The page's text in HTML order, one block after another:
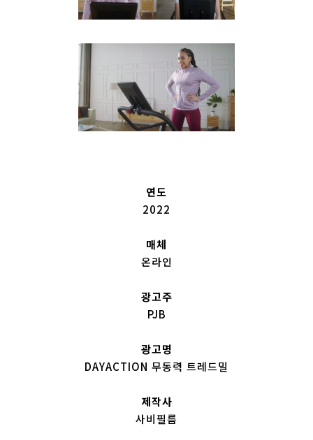
연도
2022
매체
온라인
광고주
PJB
광고명
DAYACTION 무동력 트레드밀
제작사
사비필름